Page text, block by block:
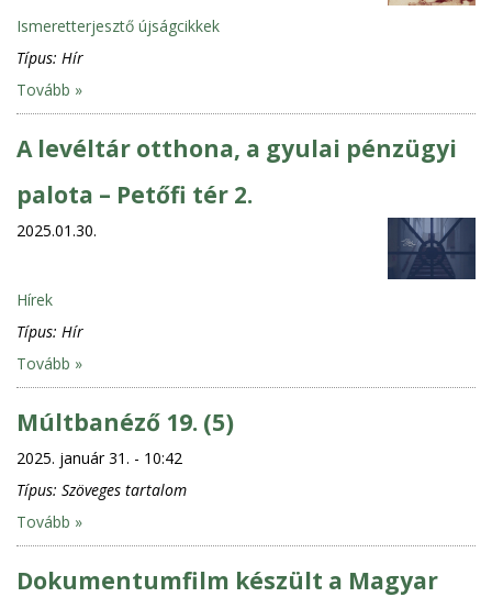
Ismeretterjesztő újságcikkek
Típus: Hír
Tovább »
A levéltár otthona, a gyulai pénzügyi
palota – Petőfi tér 2.
2025.01.30.
Hírek
Típus: Hír
Tovább »
Múltbanéző 19. (5)
2025. január 31. - 10:42
Típus: Szöveges tartalom
Tovább »
Dokumentumfilm készült a Magyar